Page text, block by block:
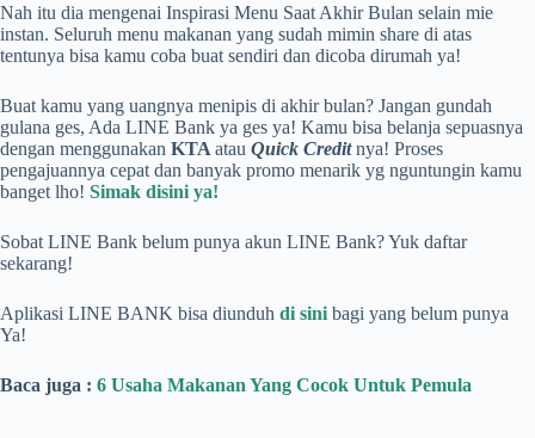
Nah itu dia mengenai Inspirasi Menu Saat Akhir Bulan selain mie
instan. Seluruh menu makanan yang sudah mimin share di atas
tentunya bisa kamu coba buat sendiri dan dicoba dirumah ya!
Buat kamu yang uangnya menipis di akhir bulan? Jangan gundah
gulana ges, Ada LINE Bank ya ges ya! Kamu bisa belanja sepuasnya
dengan menggunakan KTA atau Quick Creditnya! Proses
pengajuannya cepat dan banyak promo menarik yg nguntungin kamu
banget lho! Simak disini ya!
Sobat LINE Bank belum punya akun LINE Bank? Yuk daftar
sekarang!
Aplikasi LINE BANK bisa diunduh di sini bagi yang belum punya
Ya!
Baca juga : 6 Usaha Makanan Yang Cocok Untuk Pemula